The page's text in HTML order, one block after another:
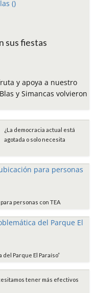
sus fiestas
y apoya a nuestro
y Simancas volvieron
¿La democracia actual está
agotada o solo necesita
personas con TEA
Parque El Paraíso”
tener más efectivos